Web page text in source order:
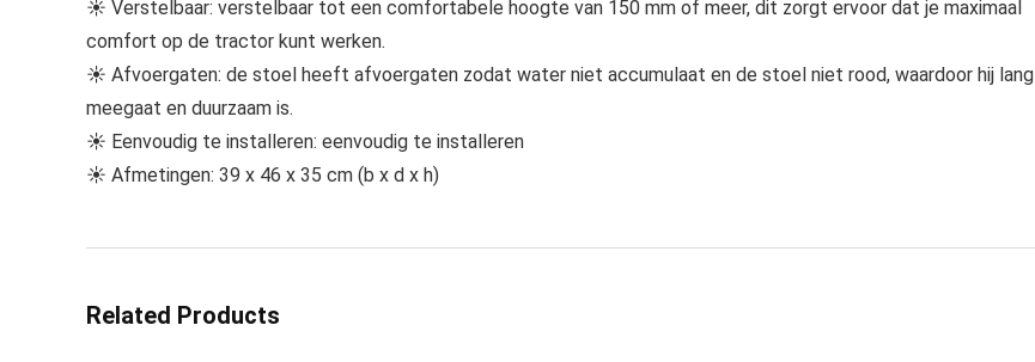
☀ Verstelbaar: verstelbaar tot een comfortabele hoogte van 150 mm of meer, dit zorgt ervoor dat je maximaal
comfort op de tractor kunt werken.
☀ Afvoergaten: de stoel heeft afvoergaten zodat water niet accumulaat en de stoel niet rood, waardoor hij lang
meegaat en duurzaam is.
☀ Eenvoudig te installeren: eenvoudig te installeren
☀ Afmetingen: 39 x 46 x 35 cm (b x d x h)
Related Products